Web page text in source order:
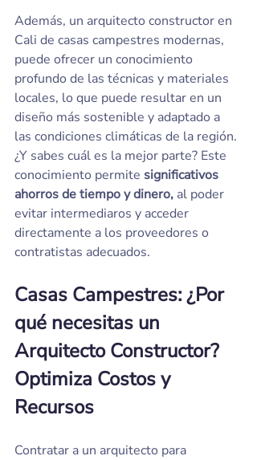
Además, un arquitecto constructor en
Cali de casas campestres modernas,
puede ofrecer un conocimiento
profundo de las técnicas y materiales
locales, lo que puede resultar en un
diseño más sostenible y adaptado a
las condiciones climáticas de la región.
¿Y sabes cuál es la mejor parte? Este
conocimiento permite significativos
ahorros de tiempo y dinero, al poder
evitar intermediaros y acceder
directamente a los proveedores o
contratistas adecuados.
Casas Campestres: ¿Por
qué necesitas un
Arquitecto Constructor?
Optimiza Costos y
Recursos
Contratar a un arquitecto para